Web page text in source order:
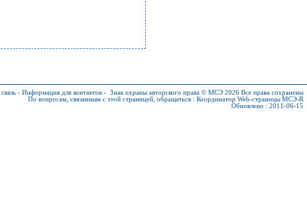
- Информация для контактов - Знак охраны авторского права © МСЭ 2026 Все права сохранены
По вопросам, связанным с этой страницей, обращаться : Координатор Web-страницы МСЭ-R
Обновлено : 2011-06-15